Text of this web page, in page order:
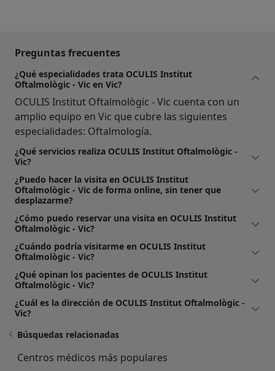
Preguntas frecuentes
¿Qué especialidades trata OCULIS Institut
Oftalmològic - Vic en Vic?
OCULIS Institut Oftalmològic - Vic cuenta con un
amplio equipo en Vic que cubre las siguientes
especialidades: Oftalmología.
¿Qué servicios realiza OCULIS Institut Oftalmològic -
Vic?
¿Puedo hacer la visita en OCULIS Institut
Oftalmològic - Vic de forma online, sin tener que
desplazarme?
¿Cómo puedo reservar una visita en OCULIS Institut
Oftalmològic - Vic?
¿Cuándo podría visitarme en OCULIS Institut
Oftalmològic - Vic?
¿Qué opinan los pacientes de OCULIS Institut
Oftalmològic - Vic?
¿Cuál es la dirección de OCULIS Institut Oftalmològic -
Vic?
Búsquedas relacionadas
Centros médicos más populares